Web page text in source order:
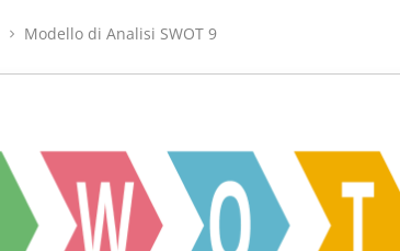
Modello di Analisi SWOT 9